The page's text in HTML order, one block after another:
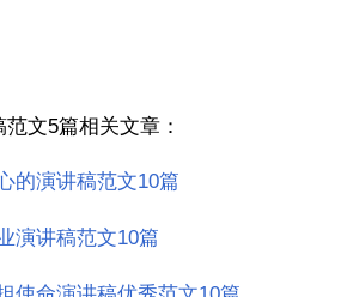
文5篇相关文章：
的演讲稿范文10篇
演讲稿范文10篇